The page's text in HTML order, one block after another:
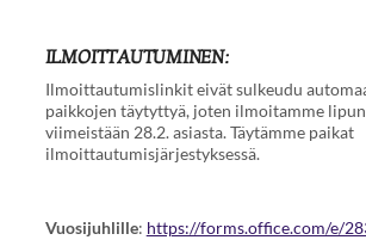
ILMOITTAUTUMINEN:
Ilmoittautumislinkit eivät sulkeudu
paikkojen täytyttyä, joten ilmoitamme
viimeistään 28.2. asiasta. Täytämme paikat
ilmoittautumisjärjestyksessä.
Vuosijuhlille: https://forms.office.com/e/